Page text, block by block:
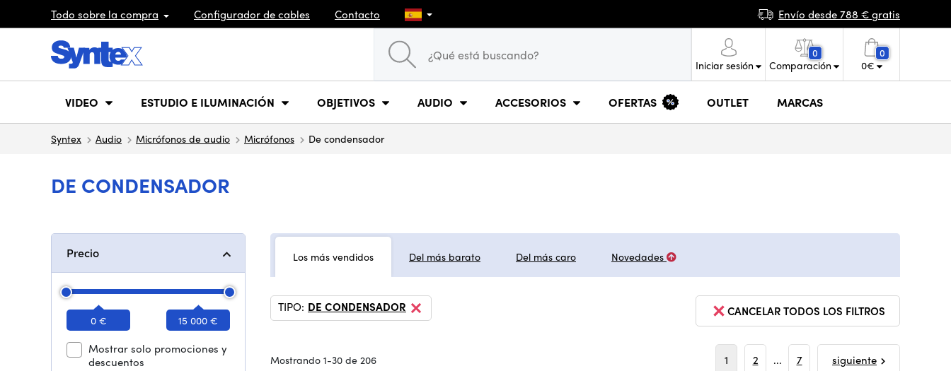
Todo sobre la compra Configurador de cables Contacto Envío desde 788 € gratis
Iniciar sesión
0
Comparación
0
0€
VIDEO ESTUDIO E ILUMINACIÓN OBJETIVOS AUDIO ACCESORIOS OFERTAS OUTLET MARCAS
Syntex Audio Micrófonos de audio Micrófonos De condensador
DE CONDENSADOR
Precio
0 € 15 000 €
Mostrar solo promociones y
descuentos
Los más vendidos Del más barato Del más caro Novedades
CANCELAR TODOS LOS FILTROS
TIPO: DE CONDENSADOR
Mostrando 1-30 de 206 1 2 ... 7 siguiente